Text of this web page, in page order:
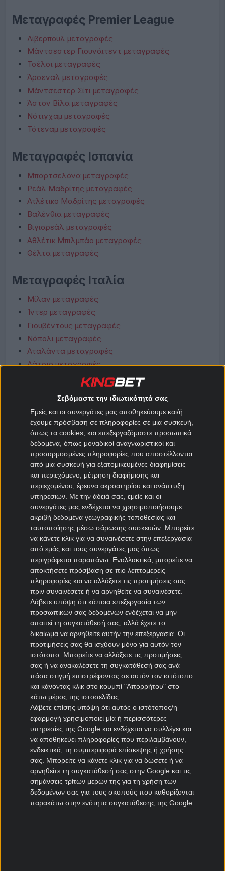
Σεβόμαστε την ιδιωτικότητά σας
Εμείς και οι συνεργάτες μας αποθηκεύουμε και/ή
έχουμε πρόσβαση σε πληροφορίες σε μια συσκευή,
όπως τα cookies, και επεξεργαζόμαστε προσωπικά
δεδομένα, όπως μοναδικοί αναγνωριστικοί και
προσαρμοσμένες πληροφορίες που αποστέλλονται
από μια συσκευή για εξατομικευμένες διαφημίσεις
και περιεχόμενο, μέτρηση διαφήμισης και
περιεχομένου, έρευνα ακροατηρίου και ανάπτυξη
υπηρεσιών. Με την άδειά σας, εμείς και οι
συνεργάτες μας ενδέχεται να χρησιμοποιήσουμε
ακριβή δεδομένα γεωγραφικής τοποθεσίας και
ταυτοποίησης μέσω σάρωσης συσκευών. Μπορείτε
να κάνετε κλικ για να συναινέσετε στην επεξεργασία
από εμάς και τους συνεργάτες μας όπως
περιγράφεται παραπάνω. Εναλλακτικά, μπορείτε να
αποκτήσετε πρόσβαση σε πιο λεπτομερείς
πληροφορίες και να αλλάξετε τις προτιμήσεις σας
πριν συναινέσετε ή να αρνηθείτε να συναινέσετε.
Λάβετε υπόψη ότι κάποια επεξεργασία των
προσωπικών σας δεδομένων ενδέχεται να μην
απαιτεί τη συγκατάθεσή σας, αλλά έχετε το
δικαίωμα να αρνηθείτε αυτήν την επεξεργασία. Οι
προτιμήσεις σας θα ισχύουν μόνο για αυτόν τον
ιστότοπο. Μπορείτε να αλλάξετε τις προτιμήσεις
σας ή να ανακαλέσετε τη συγκατάθεσή σας ανά
πάσα στιγμή επιστρέφοντας σε αυτόν τον ιστότοπο
και κάνοντας κλικ στο κουμπί "Απορρήτου" στο
κάτω μέρος της ιστοσελίδας.
Λάβετε επίσης υπόψη ότι αυτός ο ιστότοπος/η
εφαρμογή χρησιμοποιεί μία ή περισσότερες
υπηρεσίες της Google και ενδέχεται να συλλέγει και
να αποθηκεύει πληροφορίες που περιλαμβάνουν,
ενδεικτικά, τη συμπεριφορά επίσκεψης ή χρήσης
σας. Μπορείτε να κάνετε κλικ για να δώσετε ή να
αρνηθείτε τη συγκατάθεσή σας στην Google και τις
σημάνσεις τρίτων μερών της για τη χρήση των
δεδομένων σας για τους σκοπούς που καθορίζονται
παρακάτω στην ενότητα συγκατάθεσης της Google.
Μεταγραφές Premier League
Λίβερπουλ μεταγραφές
Μάντσεστερ Γιουνάιτεντ μεταγραφές
Τσέλσι μεταγραφές
Άρσεναλ μεταγραφές
Μάντσεστερ Σίτι μεταγραφές
Άστον Βίλα μεταγραφές
Νότιγχαμ μεταγραφές
Τότεναμ μεταγραφές
Μεταγραφές Ισπανία
Μπαρτσελόνα μεταγραφές
Ρεάλ Μαδρίτης μεταγραφές
Ατλέτικο Μαδρίτης μεταγραφές
Βαλένθια μεταγραφές
Βιγιαρεάλ μεταγραφές
Αθλέτικ Μπιλμπάο μεταγραφές
Θέλτα μεταγραφές
Μεταγραφές Ιταλία
Μίλαν μεταγραφές
Ίντερ μεταγραφές
Γιουβέντους μεταγραφές
Νάπολι μεταγραφές
Αταλάντα μεταγραφές
Λάτσιο μεταγραφές
Ρόμα μεταγραφές
Φιορεντίνα μεταγραφές
Κόμο μεταγραφές
Μπολόνια μεταγραφές
Μεταγραφές Bundesliga
Μπάγερν μεταγραφές
Ντόρτμουντ μεταγραφές
Αμβούργο μεταγραφές
Λεβερκούζεν μεταγραφές
Άιντραχτ Φρανκφούρτης μεταγραφές
Μεταγραφές Γαλλία
Παρί Σεν Ζερμέν μεταγραφές
Μονακό μεταγραφές
Μαρσέιγ μεταγραφές
Λυών μεταγραφές
Μεταγραφές Super League 2
Ηρακλής μεταγραφές
ΠΑΣ Γιάννινα μεταγραφές
Πανιώνιος μεταγραφές
Καλλιθέα μεταγραφές
Καλαμάτα μεταγραφές
Νίκη Βόλου μεταγραφές
Μεταγραφές Cyprus League
Πάφος μεταγραφές
ΑΠΟΕΛ μεταγραφές
ΑΕΚ Λάρνακας μεταγραφές
Ομόνοια μεταγραφές